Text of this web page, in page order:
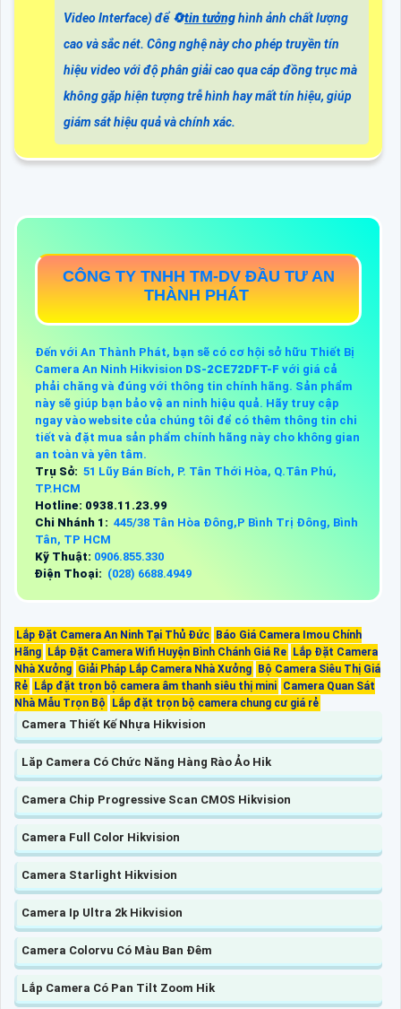
Video Interface) để 🔄tin tưởnghình ảnh chất lượng
cao và sắc nét. Công nghệ này cho phép truyền tín
hiệu video với độ phân giải cao qua cáp đồng trục mà
không gặp hiện tượng trễ hình hay mất tín hiệu, giúp
giám sát hiệu quả và chính xác.
CÔNG TY TNHH TM-DV ĐẦU TƯ AN
THÀNH PHÁT
Đến với An Thành Phát, bạn sẽ có cơ hội sở hữu Thiết Bị
Camera An Ninh Hikvision DS-2CE72DFT-F với giá cả
phải chăng và đúng với thông tin chính hãng. Sản phẩm
này sẽ giúp bạn bảo vệ an ninh hiệu quả. Hãy truy cập
ngay vào website của chúng tôi để có thêm thông tin chi
tiết và đặt mua sản phẩm chính hãng này cho không gian
an toàn và yên tâm.
Trụ Sở: 51 Lũy Bán Bích, P. Tân Thới Hòa, Q.Tân Phú,
TP.HCM
Hotline: 0938.11.23.99
Chi Nhánh 1: 445/38 Tân Hòa Đông,P Bình Trị Đông, Bình
Tân, TP HCM
Kỹ Thuật: 0906.855.330
Điện Thoại: (028) 6688.4949
Lắp Đặt Camera An Ninh Tại Thủ Đức Báo Giá Camera Imou Chính
Hãng Lắp Đặt Camera Wifi Huyện Bình Chánh Giá Re Lắp Đặt Camera
Nhà Xưởng Giải Pháp Lắp Camera Nhà Xưởng Bộ Camera Siêu Thị Giá
Rẻ Lắp đặt trọn bộ camera âm thanh siêu thị mini Camera Quan Sát
Nhà Mẫu Trọn Bộ
Lắp đặt trọn bộ camera chung cư giá rẻ
Camera Thiết Kế Nhựa Hikvision
Lăp Camera Có Chức Năng Hàng Rào Ảo Hik
Camera Chip Progressive Scan CMOS Hikvision
Camera Full Color Hikvision
Camera Starlight Hikvision
Camera Ip Ultra 2k Hikvision
Camera Colorvu Có Màu Ban Đêm
Lắp Camera Có Pan Tilt Zoom Hik